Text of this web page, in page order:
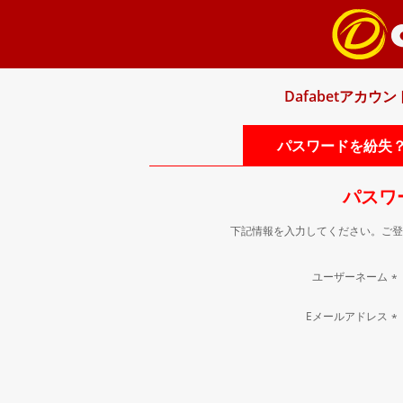
Dafabetアカウン
パスワードを紛失
パスワ
下記情報を入力してください。ご
ユーザーネーム *
Eメールアドレス *